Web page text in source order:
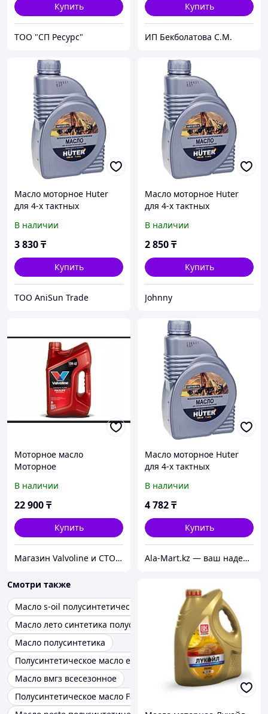
Купить
ТОО "СП Ресурс"
Купить
ИП Бекболатова С.М.
Масло моторное Huter
для 4-х тактных
всесезонное
полусинтетическое 1л
В наличии
3 830₸
Купить
ТОО AniSun Trade
Масло моторное Huter
для 4-х тактных
всесезонное
полусинтетическое 1л
В наличии
2 850₸
Купить
Johnny
Моторное масло
Моторное
Valvoline Maxlife 10W-40
всесезонное для
В наличии
22 900₸
Купить
Магазин Valvoline и СТО V-Service
Масло моторное Huter
для 4-х тактных
всесезонное
полусинтетическое 1л
В наличии
4 782₸
Купить
Ala-Mart.kz — ваш надежный партнер в мире качественных товаров.
Смотри также
Масло s-oil полусинтетическое
Масло лето синтетика полусинтетика
Масло полусинтетика
Полусинтетическое масло ельф
Масло вмгз всесезонное
Полусинтетическое масло Favorit